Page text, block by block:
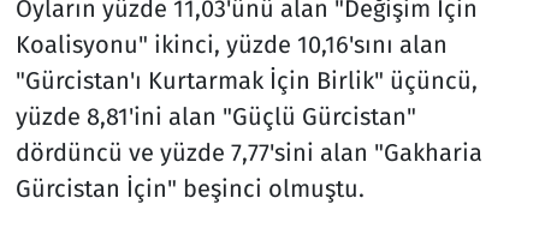
Oyların yüzde 11,03'ünü alan "Değişim İçin
Koalisyonu" ikinci, yüzde 10,16'sını alan
"Gürcistan'ı Kurtarmak İçin Birlik" üçüncü,
yüzde 8,81'ini alan "Güçlü Gürcistan"
dördüncü ve yüzde 7,77'sini alan "Gakharia
Gürcistan İçin" beşinci olmuştu.